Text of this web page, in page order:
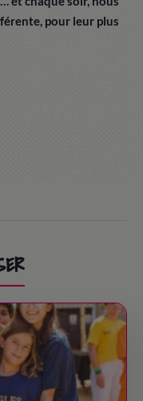
pour leur plus